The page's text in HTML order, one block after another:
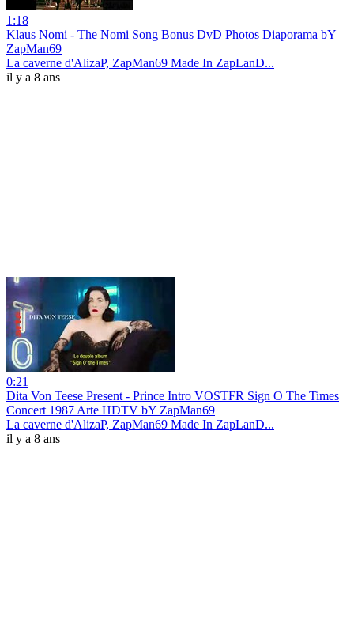
1:18
Klaus Nomi - The Nomi Song Bonus DvD Photos Diaporama bY
ZapMan69
La caverne d'AlizaP, ZapMan69 Made In ZapLanD...
il y a 8 ans
0:21
Dita Von Teese Present - Prince Intro VOSTFR Sign O The Times
Concert 1987 Arte HDTV bY ZapMan69
La caverne d'AlizaP, ZapMan69 Made In ZapLanD...
il y a 8 ans